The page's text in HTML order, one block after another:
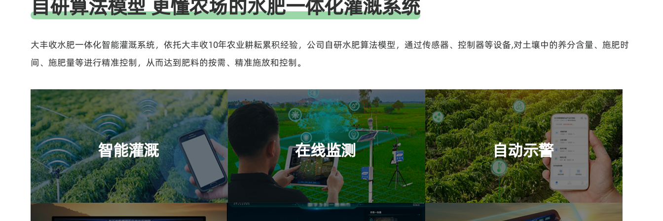
自研算法模型 更懂农场的水肥一体化灌溉系统
大丰收水肥一体化智能灌溉系统，依托大丰收10年农业耕耘累积经验，公司自研水肥算法模型，通过传感器、控制器等设备,对土壤中的养分含量、施肥时
间、施肥量等进行精准控制，从而达到肥料的按需、精准施放和控制。
智能灌溉
系统综合应用了计算机技术、传感技术、无线通
灌溉活动从劳动密集型转向技术密集型，也能在
最大程度上节省水资源的消耗。
在线监测
户外监测大屏系统，能够实时反馈智能监测设备
度、光照强度、光合辐射、风速、雨量，土壤墒
情的土壤各深度的温度和湿度等数据。
自动示警
报警内容包括报警时间、报警原因、报警/异常
运行状态实时监控
通过水位和视频监控实时监测滴灌系统水源状
况，及时发布缺水预警；通过水泵电流和电压监
测、出水口压力和流量监测、管网分干管流量和
压力监测，及时发现滴灌系统爆管、漏水、低压
运行等不合理灌溉事件。
信息感知
信息感知能力覆盖了天-空-地网络，整体感知范
围覆盖了环境气象数据、空间遥感信息、病虫草
害数据、生理表形数据、农事及管理信息五大方
面。
AI决策
AI决策能力主要体现在农事指令决策与作业、生
产环境鉴别与调节、逆境分析预警与防治几大方
面，通过系统层级的预警规则、作业规则、分析
规则、场景与算法匹配规则等手段让系统具备智
慧决策的能力。